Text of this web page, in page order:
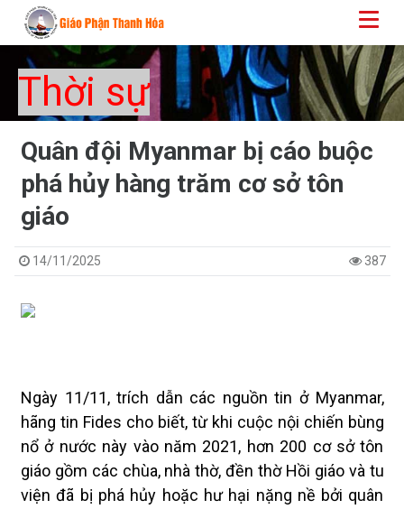
Thời sự
Quân đội Myanmar bị cáo buộc
phá hủy hàng trăm cơ sở tôn
giáo
14/11/2025 387
Ngày 11/11, trích dẫn các nguồn tin ở Myanmar,
hãng tin Fides cho biết, từ khi cuộc nội chiến bùng
nổ ở nước này vào năm 2021, hơn 200 cơ sở tôn
giáo gồm các chùa, nhà thờ, đền thờ Hồi giáo và tu
viện đã bị phá hủy hoặc hư hại nặng nề bởi quân